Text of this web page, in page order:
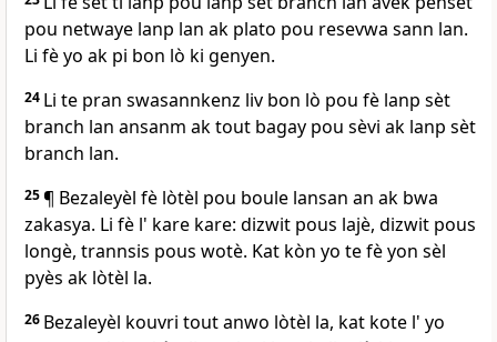
pou netwaye lanp lan ak plato pou resevwa sann lan.
Li fè yo ak pi bon lò ki genyen.
24 Li te pran swasannkenz liv bon lò pou fè lanp sèt
branch lan ansanm ak tout bagay pou sèvi ak lanp sèt
branch lan.
25¶ Bezaleyèl fè lòtèl pou boule lansan an ak bwa
zakasya. Li fè l' kare kare: dizwit pous lajè, dizwit pous
longè, trannsis pous wotè. Kat kòn yo te fè yon sèl
pyès ak lòtèl la.
26 Bezaleyèl kouvri tout anwo lòtèl la, kat kote l' yo